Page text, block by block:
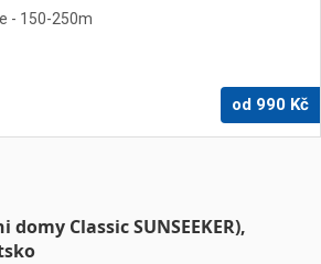
- 150-250m
od 990 Kč
Classic SUNSEEKER),